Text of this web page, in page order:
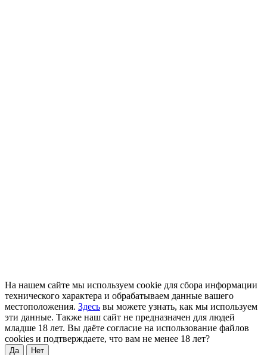
На нашем сайте мы используем cookie для сбора информации
технического характера и обрабатываем данные вашего
местоположения. Здесь вы можете узнать, как мы используем
эти данные. Также наш сайт не предназначен для людей
младше 18 лет. Вы даёте согласие на использование файлов
cookies и подтверждаете, что вам не менее 18 лет?
Да Нет